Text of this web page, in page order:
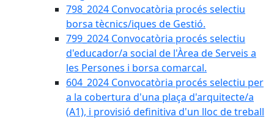
798_2024 Convocatòria procés selectiu
borsa tècnics/iques de Gestió.
799_2024 Convocatòria procés selectiu
d'educador/a social de l'Àrea de Serveis a
les Persones i borsa comarcal.
604_2024 Convocatòria procés selectiu per
a la cobertura d'una plaça d'arquitecte/a
(A1), i provisió definitiva d'un lloc de treball